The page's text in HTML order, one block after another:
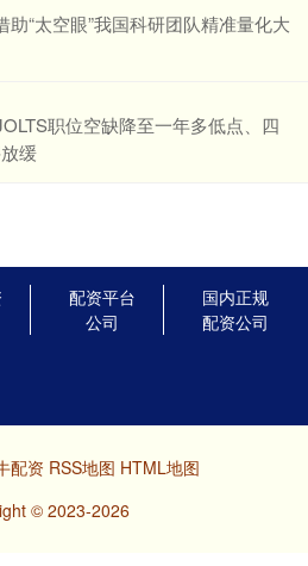
“太空眼”我国科研团队精准量化大
职位空缺降至一年多低点、四
缓
配资平台
公司
国内正规
配资公司
配资 RSS地图 HTML地图
© 2023-2026